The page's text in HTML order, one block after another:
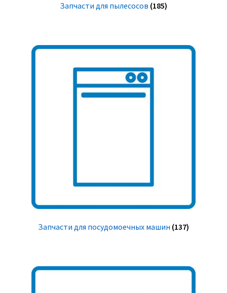
Запчасти для пылесосов (185)
Запчасти для посудомоечных машин (137)